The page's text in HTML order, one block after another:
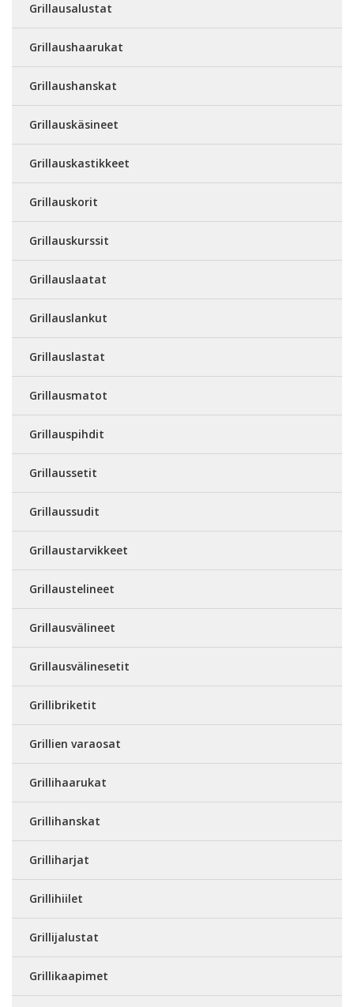
Grillausalustat
Grillaushaarukat
Grillaushanskat
Grillauskäsineet
Grillauskastikkeet
Grillauskorit
Grillauskurssit
Grillauslaatat
Grillauslankut
Grillauslastat
Grillausmatot
Grillauspihdit
Grillaussetit
Grillaussudit
Grillaustarvikkeet
Grillaustelineet
Grillausvälineet
Grillausvälinesetit
Grillibriketit
Grillien varaosat
Grillihaarukat
Grillihanskat
Grilliharjat
Grillihiilet
Grillijalustat
Grillikaapimet